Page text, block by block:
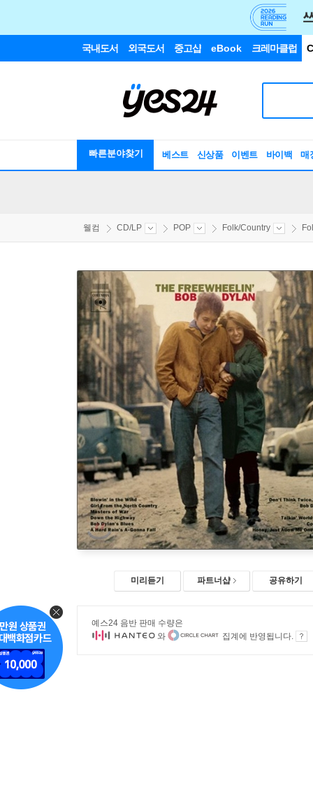
국내도서 외국도서 중고샵 eBook 크레마클럽
빠른분야찾기 베스트 신상품 이벤트 바이백 매
웰컴 CD/LP POP Folk/Country
미리듣기 파트너샵 공유하기
예스24 음반 판매 수량은
와
집계에 반영됩니다.